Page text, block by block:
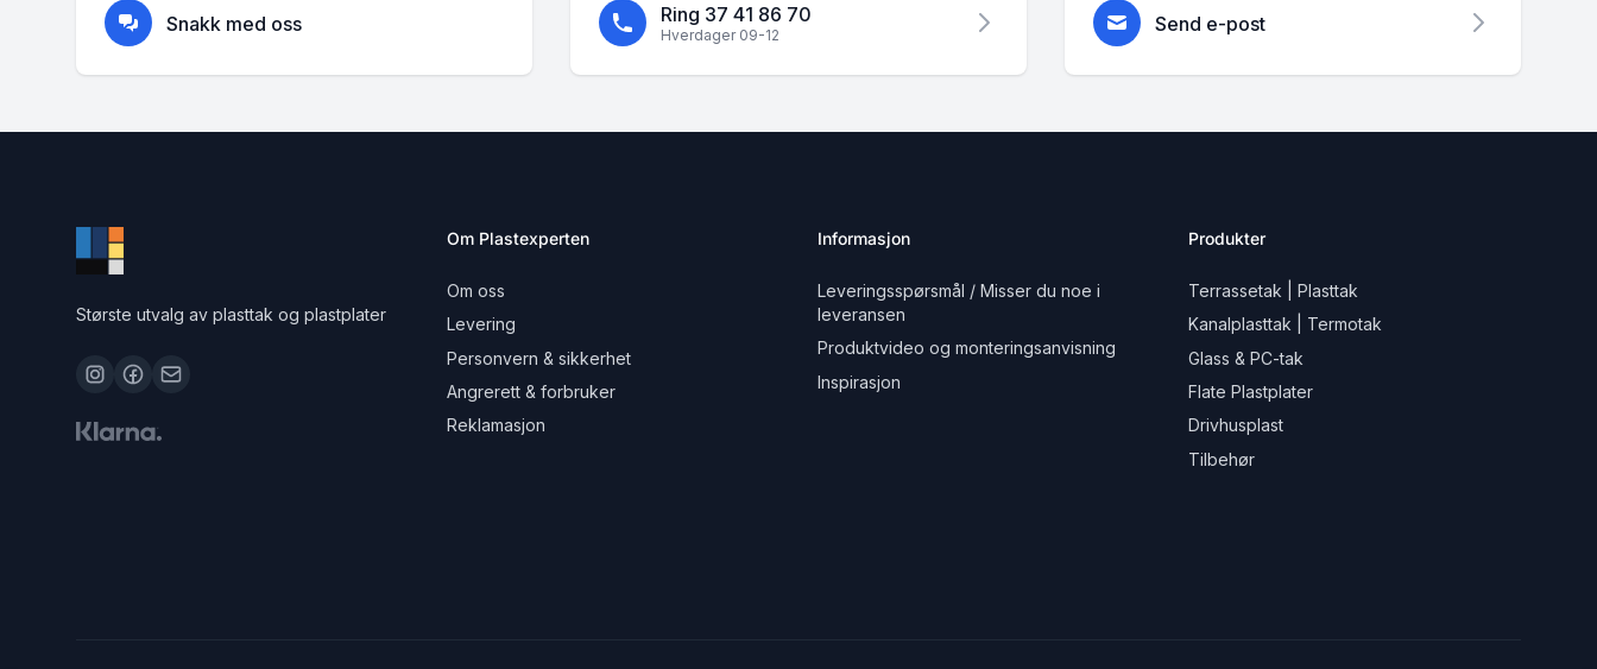
Snakk med oss Ring 37 41 86 70
Hverdager 09-12 Send e-post
Største utvalg av plasttak og plastplater
Om Plastexperten
Om oss
Levering
Personvern & sikkerhet
Angrerett & forbruker
Reklamasjon
Informasjon
Leveringsspørsmål / Misser du noe i
leveransen
Produktvideo og monteringsanvisning
Inspirasjon
Produkter
Terrassetak | Plasttak
Kanalplasttak | Termotak
Glass & PC-tak
Flate Plastplater
Drivhusplast
Tilbehør